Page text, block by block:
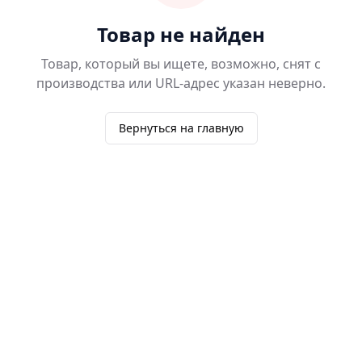
Товар не найден
Товар, который вы ищете, возможно, снят с
производства или URL-адрес указан неверно.
Вернуться на главную